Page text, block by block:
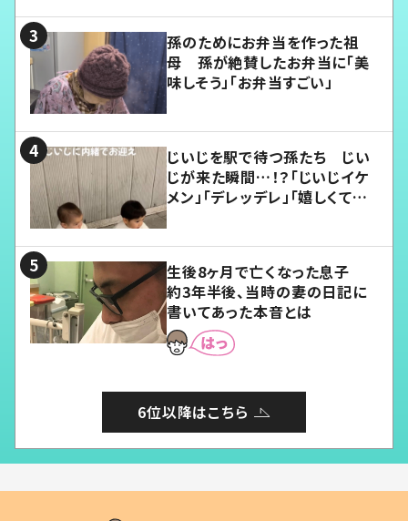
孫のためにお弁当を作った祖
母 孫が絶賛したお弁当に「美
味しそう」「お弁当すごい」
じいじを駅で待つ孫たち じい
じが来た瞬間…！？「じいじイケ
メン」「デレッデレ」「嬉しくて可
生後8ヶ月で亡くなった息子
約3年半後、当時の妻の日記に
書いてあった本音とは
6位以降はこちら